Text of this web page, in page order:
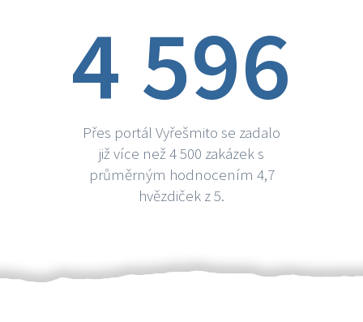
4 596
Přes portál Vyřešmito se zadalo
již více než 4 500 zakázek s
průměrným hodnocením 4,7
hvězdiček z 5.